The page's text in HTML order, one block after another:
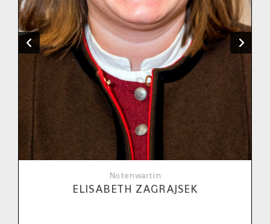
Notenwartin
ELISABETH ZAGRAJSEK